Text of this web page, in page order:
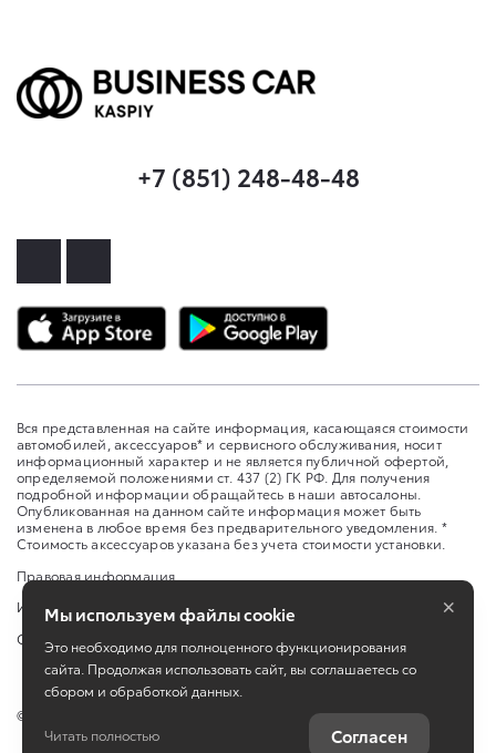
+7 (851) 248-48-48
Вся представленная на сайте информация, касающаяся стоимости
автомобилей, аксессуаров* и сервисного обслуживания, носит
информационный характер и не является публичной офертой,
определяемой положениями ст. 437 (2) ГК РФ. Для получения
подробной информации обращайтесь в наши автосалоны.
Опубликованная на данном сайте информация может быть
изменена в любое время без предварительного уведомления. *
Стоимость аксессуаров указана без учета стоимости установки.
Правовая информация
Изменить настройку cookies
Сбросить cookie
©
Мы используем файлы cookie
Это необходимо для полноценного функционирования
сайта. Продолжая использовать сайт, вы соглашаетесь со
сбором и обработкой данных.
Читать полностью Согласен
×